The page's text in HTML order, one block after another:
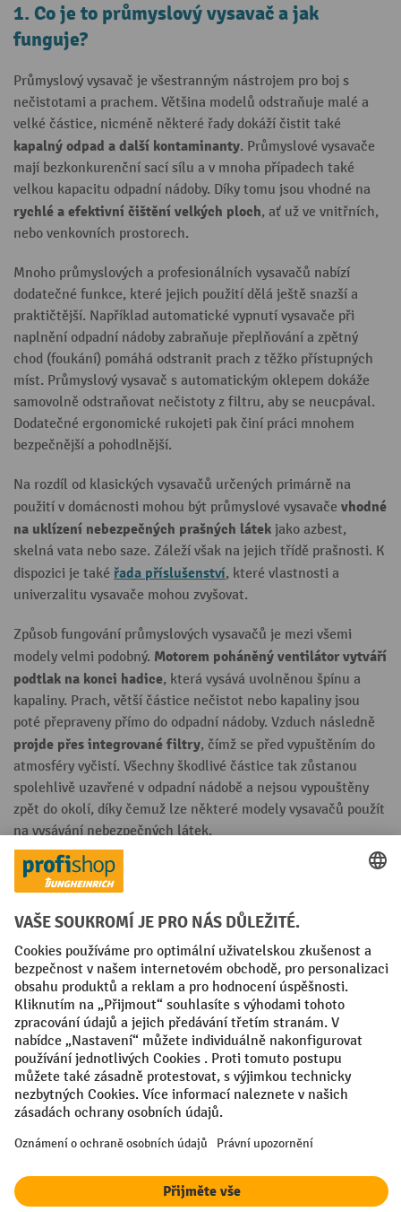
1. Co je to průmyslový vysavač a jak
funguje?
Průmyslový vysavač je všestranným nástrojem pro boj s
nečistotami a prachem. Většina modelů odstraňuje malé a
velké částice, nicméně některé řady dokáží čistit také
kapalný odpad a další kontaminanty. Průmyslové vysavače
mají bezkonkurenční sací sílu a v mnoha případech také
velkou kapacitu odpadní nádoby. Díky tomu jsou vhodné na
rychlé a efektivní čištění velkých ploch, ať už ve vnitřních,
nebo venkovních prostorech.
Mnoho průmyslových a profesionálních vysavačů nabízí
dodatečné funkce, které jejich použití dělá ještě snazší a
praktičtější. Například automatické vypnutí vysavače při
naplnění odpadní nádoby zabraňuje přeplňování a zpětný
chod (foukání) pomáhá odstranit prach z těžko přístupných
míst. Průmyslový vysavač s automatickým oklepem dokáže
samovolně odstraňovat nečistoty z filtru, aby se neucpával.
Dodatečné ergonomické rukojeti pak činí práci mnohem
bezpečnější a pohodlnější.
Na rozdíl od klasických vysavačů určených primárně na
použití v domácnosti mohou být průmyslové vysavače vhodné
na uklízení nebezpečných prašných látek jako azbest,
skelná vata nebo saze. Záleží však na jejich třídě prašnosti. K
dispozici je také řada příslušenství, které vlastnosti a
univerzalitu vysavače mohou zvyšovat.
Způsob fungování průmyslových vysavačů je mezi všemi
modely velmi podobný. Motorem poháněný ventilátor vytváří
podtlak na konci hadice, která vysává uvolněnou špínu a
kapaliny. Prach, větší částice nečistot nebo kapaliny jsou
poté přepraveny přímo do odpadní nádoby. Vzduch následně
projde přes integrované filtry, čímž se před vypuštěním do
atmosféry vyčistí. Všechny škodlivé částice tak zůstanou
spolehlivě uzavřené v odpadní nádobě a nejsou vypouštěny
zpět do okolí, díky čemuž lze některé modely vysavačů použít
na vysávání nebezpečných látek.
Výhody profesionálních průmyslových vysavačů